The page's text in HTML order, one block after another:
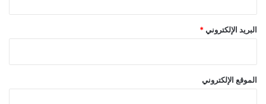
البريد الإلكتروني *
الموقع الإلكتروني